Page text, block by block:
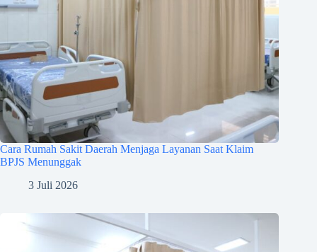
Cara Rumah Sakit Daerah Menjaga Layanan Saat Klaim
BPJS Menunggak
3 Juli 2026